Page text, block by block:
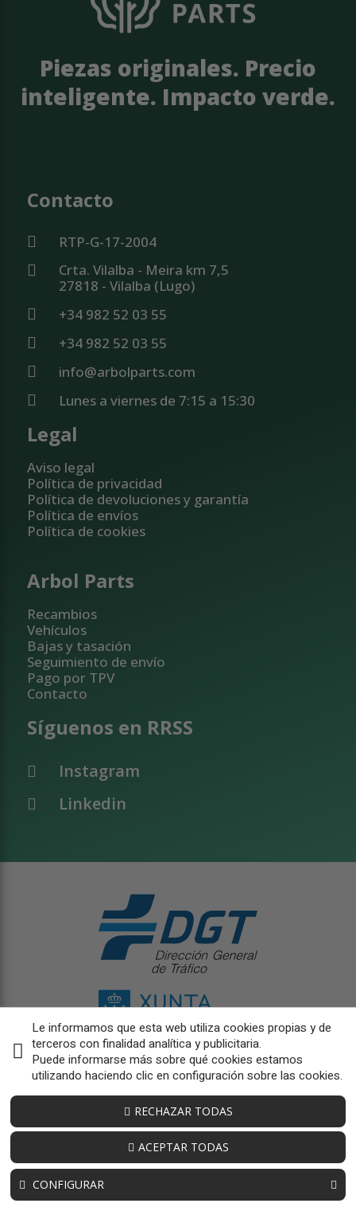
Piezas originales. Precio
inteligente. Impacto verde.
Contacto
RTP-G-17-2004
Crta. Vilalba - Meira km 7,5
27818 - Vilalba (Lugo)
+34 982 52 03 55
+34 982 52 03 55
info@arbolparts.com
Lunes a viernes de 7:15 a 15:30
Legal
Aviso legal
Política de privacidad
Política de devoluciones y garantía
Política de envíos
Política de cookies
Arbol Parts
Recambios
Vehículos
Bajas y tasación
Seguimiento de envío
Pago por TPV
Contacto
Síguenos en RRSS
Instagram
Linkedin
Le informamos que esta web utiliza cookies propias y de
terceros con finalidad analítica y publicitaria.
Puede informarse más sobre qué cookies estamos
utilizando haciendo clic en configuración sobre las cookies.
CONFIGURAR
RECHAZAR TODAS
ACEPTAR TODAS